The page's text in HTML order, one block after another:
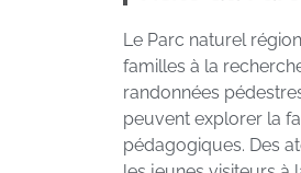
Le Parc naturel
familles à la
randonnées
peuvent explorer la
pédagogiques. Des